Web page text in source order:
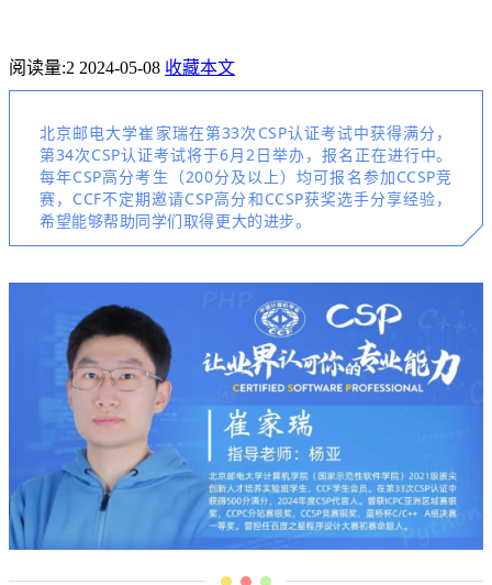
阅读量:2 2024-05-08 收藏本文
北京邮电大学崔家瑞在第33次CSP认证考试中获得满分，
第34次CSP认证考试将于6月2日举办，报名正在进行中。
每年CSP高分考生（200分及以上）均可报名参加CCSP竞
赛，CCF不定期邀请CSP高分和CCSP获奖选手分享经验，
希望能够帮助同学们取得更大的进步。